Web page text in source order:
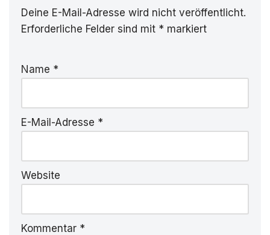
Deine E-Mail-Adresse wird nicht veröffentlicht.
Erforderliche Felder sind mit * markiert
Name *
E-Mail-Adresse *
Website
Kommentar *